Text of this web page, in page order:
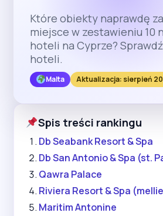
Które obiekty naprawdę
miejsce w zestawieniu 10
hoteli na Cyprze?
hoteli.
Malta Aktualizacja: sierpień
Spis treści rankingu
Db Seabank Resort & Spa
Db San Antonio & Spa (st.
Qawra Palace
Riviera Resort & Spa
Maritim Antonine